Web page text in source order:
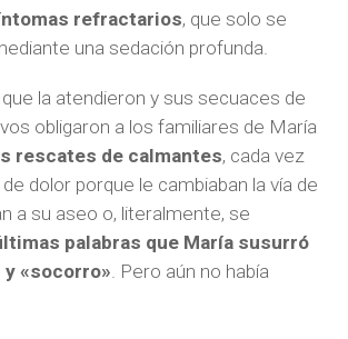
refractarios, que solo se
una sedación profunda.
la atendieron y sus secuaces de
obligaron a los familiares de María
rescates de calmantes, cada vez
dolor porque le cambiaban la vía de
a su aseo o, literalmente, se
palabras que María susurró
y «socorro». Pero aún no había